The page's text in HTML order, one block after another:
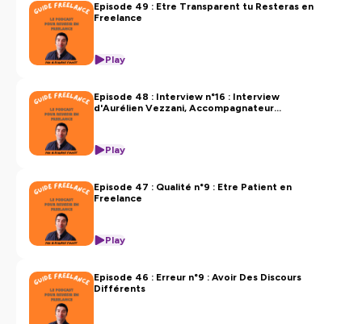
Hébergé par Ausha. Visitez
confidentialite
Episode 49 : Etre Transparent tu Resteras en
Freelance
Play
Episode 48 : Interview n°16 : Interview
d'Aurélien Vezzani, Accompagnateur
Play
Episode 47 : Qualité n°9 : Etre Patient en
Freelance
Play
Episode 46 : Erreur n°9 : Avoir Des Discours
Différents